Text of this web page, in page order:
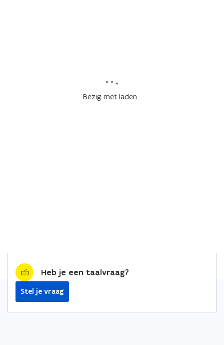
Bezig met laden...
Heb je een taalvraag?
Stel je vraag